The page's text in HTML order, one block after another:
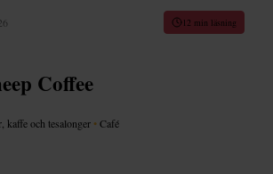
12 min läsning
Coffee
kaffe och tesalonger •Café